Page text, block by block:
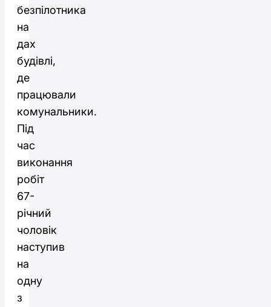
безпілотника
на
дах
будівлі,
де
працювали
комунальники.
Під
час
виконання
робіт
67-
річний
чоловік
наступив
на
одну
з